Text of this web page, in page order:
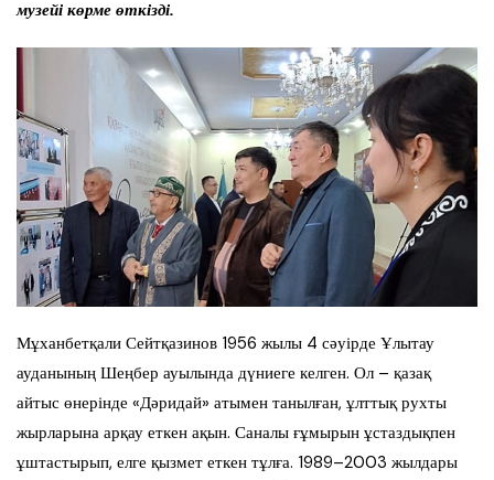
музейі көрме өткізді.
Мұханбетқали Сейтқазинов 1956 жылы 4 сәуірде Ұлытау
ауданының Шеңбер ауылында дүниеге келген. Ол – қазақ
айтыс өнерінде «Дәридай» атымен танылған, ұлттық рухты
жырларына арқау еткен ақын. Саналы ғұмырын ұстаздықпен
ұштастырып, елге қызмет еткен тұлға. 1989–2003 жылдары